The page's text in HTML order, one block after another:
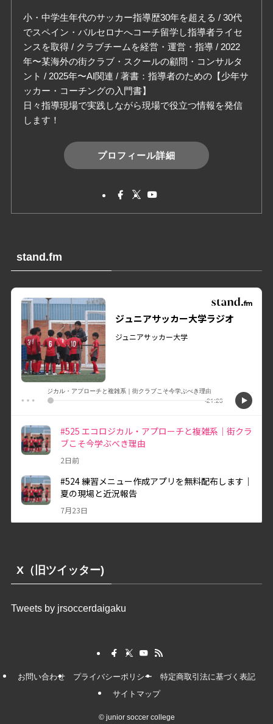
小・中学生年代のサッカー指導歴30年を超える / 30代
でスペイン・バルセロナへコーチ留学し指導者ライセ
ンスを取得 / クラブチームを経営・運営・指導 / 2022
年〜某海外の街クラブ・スクールの顧問・コンサルタ
ント / 2025年〜AI関連 / 著書：指導者のための【少年サ
ッカー・コーチングの入門書】
日々指導現場で実践しながら現場で役立つ情報を発信
します！
プロフィール詳細
stand.fm
X（旧ツイッター)
Tweets by jrsoccerdaigaku
お問い合わせ プライバシーポリシー
特定商取引法に基づく表記
サイトマップ
©junior soccer college